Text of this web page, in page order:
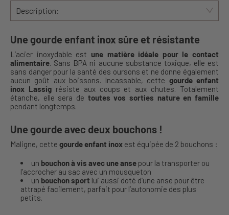
Description:
Une gourde enfant inox sûre et résistante
L’acier inoxydable est une matière idéale pour le contact
alimentaire. Sans BPA ni aucune substance toxique, elle est
sans danger pour la santé des oursons et ne donne également
aucun goût aux boissons. Incassable, cette gourde enfant
inox Lassigrésiste aux coups et aux chutes. Totalement
étanche, elle sera de toutes vos sorties nature en famille
pendant longtemps.
Une gourde avec deux bouchons !
Maligne, cette gourde enfant inox est équipée de 2 bouchons :
un bouchon à vis avec une anse pour la transporter ou
l’accrocher au sac avec un mousqueton
un bouchon sport lui aussi doté d’une anse pour être
attrapé facilement, parfait pour l’autonomie des plus
petits.